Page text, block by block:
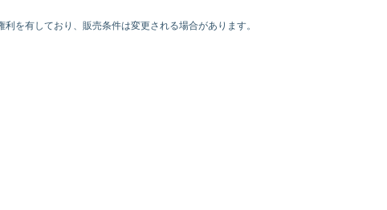
を有しており、販売条件は変更される場合があります。